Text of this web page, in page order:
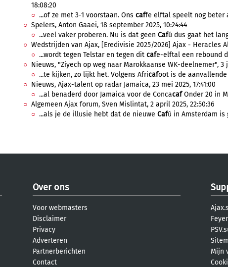
18:08:20
...of ze met 3-1 voorstaan. Ons caffe elftal speelt nog beter
Spelers, Anton Gaaei, 18 september 2025, 10:24:44
...veel vaker proberen. Nu is dat geen Cafú dus gaat het
Wedstrijden van Ajax, [Eredivisie 2025/2026] Ajax - Heracles
...wordt tegen Telstar en tegen dit cafe-elftal een rebound
Nieuws, "Ziyech op weg naar Marokkaanse WK-deelnemer", 3
...te kijken, zo lijkt het. Volgens Africafoot is de
Nieuws, Ajax-talent op radar Jamaica, 23 mei 2025, 17:41:00
...al benaderd door Jamaica voor de ConcacafOnder 20 in
Algemeen Ajax forum, Sven Mislintat, 2 april 2025, 22:50:36
...als je de illusie hebt dat de nieuwe Cafú in Amsterdam is
Over ons
Voor webmasters
Disclaimer
Privacy
Adverteren
Partnerberichten
Contact
Mijn